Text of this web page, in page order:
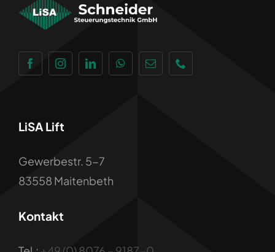
LiSA Lift
Gewerbestr. 5-7
83558 Maitenbeth
Kontakt